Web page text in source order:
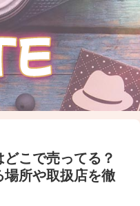
どこで売ってる？
場所や取扱店を徹